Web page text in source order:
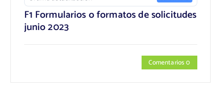
F1 Formularios o formatos de solicitudes
junio 2023
Comentarios 0